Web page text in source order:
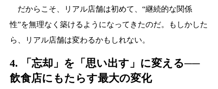
だからこそ、リアル店舗は初めて、“継続的な関係
性”を無理なく築けるようになってきたのだ。もしかした
ら、リアル店舗は変わるかもしれない。
4. 「忘却」を「思い出す」に変える──
飲食店にもたらす最大の変化